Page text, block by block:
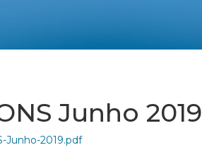
Junho 2019
Junho-2019.pdf